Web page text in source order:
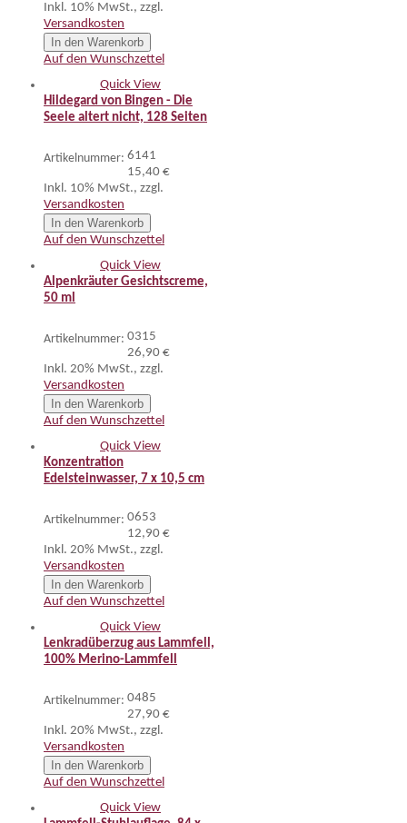
Inkl. 10% MwSt., zzgl.
Versandkosten
In den Warenkorb
Auf den Wunschzettel
Quick View
Hildegard von Bingen - Die
Seele altert nicht, 128 Seiten
Artikelnummer: 6141
15,40 €
Inkl. 10% MwSt., zzgl.
Versandkosten
In den Warenkorb
Auf den Wunschzettel
Quick View
Alpenkräuter Gesichtscreme,
50 ml
Artikelnummer: 0315
26,90 €
Inkl. 20% MwSt., zzgl.
Versandkosten
In den Warenkorb
Auf den Wunschzettel
Quick View
Konzentration
Edelsteinwasser, 7 x 10,5 cm
Artikelnummer: 0653
12,90 €
Inkl. 20% MwSt., zzgl.
Versandkosten
In den Warenkorb
Auf den Wunschzettel
Quick View
Lenkradüberzug aus Lammfell,
100% Merino-Lammfell
Artikelnummer: 0485
27,90 €
Inkl. 20% MwSt., zzgl.
Versandkosten
In den Warenkorb
Auf den Wunschzettel
Quick View